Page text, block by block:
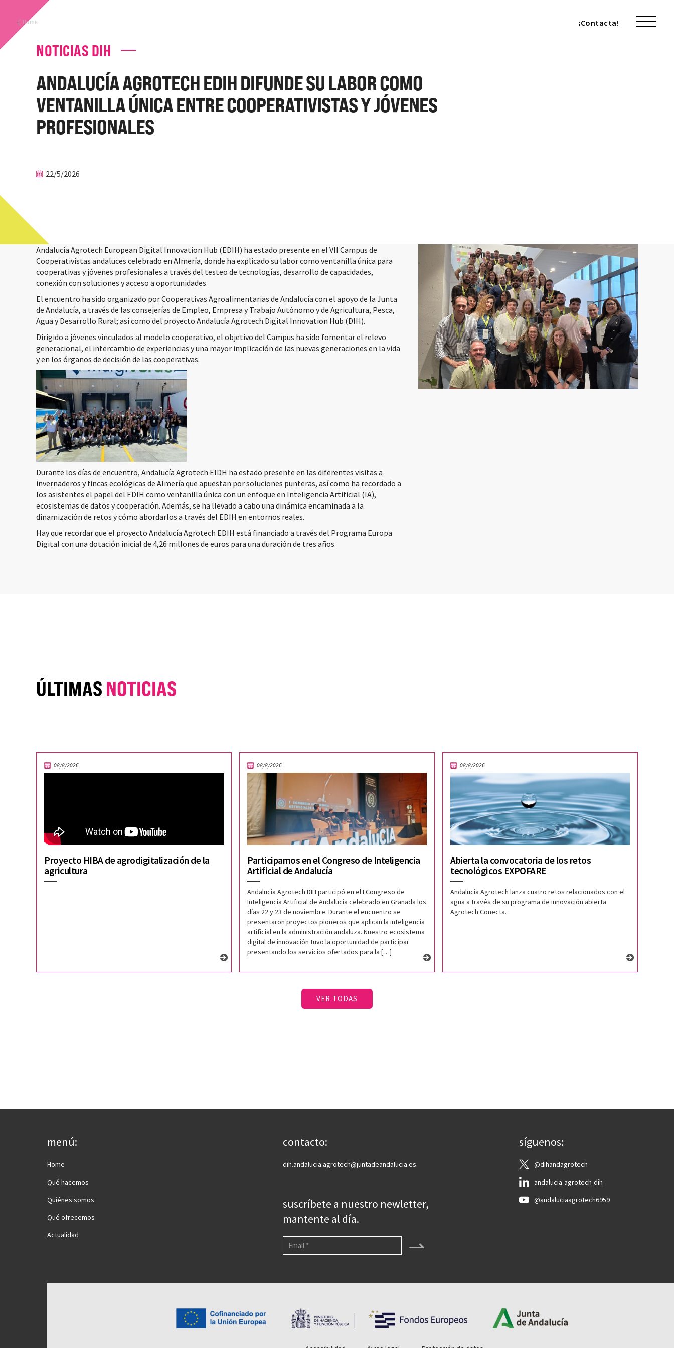
Home
¡Contacta!
NOTICIAS DIH
ANDALUCÍA AGROTECH EDIH DIFUNDE SU LABOR COMO
VENTANILLA ÚNICA ENTRE COOPERATIVISTAS Y JÓVENES
PROFESIONALES
22/5/2026
Andalucía Agrotech European Digital Innovation Hub (EDIH) ha estado presente en el VII Campus de
Cooperativistas andaluces celebrado en Almería, donde ha explicado su labor como ventanilla única para
cooperativas y jóvenes profesionales a través del testeo de tecnologías, desarrollo de capacidades,
conexión con soluciones y acceso a oportunidades.
El encuentro ha sido organizado por Cooperativas Agroalimentarias de Andalucía con el apoyo de la Junta
de Andalucía, a través de las consejerías de Empleo, Empresa y Trabajo Autónomo y de Agricultura, Pesca,
Agua y Desarrollo Rural; así como del proyecto Andalucía Agrotech Digital Innovation Hub (DIH).
Dirigido a jóvenes vinculados al modelo cooperativo, el objetivo del Campus ha sido fomentar el relevo
generacional, el intercambio de experiencias y una mayor implicación de las nuevas generaciones en la vida
y en los órganos de decisión de las cooperativas.
Durante los días de encuentro, Andalucía Agrotech EIDH ha estado presente en las diferentes visitas a
invernaderos y fincas ecológicas de Almería que apuestan por soluciones punteras, así como ha recordado a
los asistentes el papel del EDIH como ventanilla única con un enfoque en Inteligencia Artificial (IA),
ecosistemas de datos y cooperación. Además, se ha llevado a cabo una dinámica encaminada a la
dinamización de retos y cómo abordarlos a través del EDIH en entornos reales.
Hay que recordar que el proyecto Andalucía Agrotech EDIH está financiado a través del Programa Europa
Digital con una dotación inicial de 4,26 millones de euros para una duración de tres años.
ÚLTIMAS NOTICIAS
08/8/2026
Proyecto HIBA de agrodigitalización de la
agricultura
08/8/2026
Participamos en el Congreso de Inteligencia
Artificial de Andalucía
Andalucía Agrotech DIH participó en el I Congreso de
Inteligencia Artificial de Andalucía celebrado en Granada los
días 22 y 23 de noviembre. Durante el encuentro se
presentaron proyectos pioneros que aplican la inteligencia
artificial en la administración andaluza. Nuestro ecosistema
digital de innovación tuvo la oportunidad de participar
presentando los servicios ofertados para la […]
08/8/2026
Abierta la convocatoria de los retos
tecnológicos EXPOFARE
Andalucía Agrotech lanza cuatro retos relacionados con el
agua a través de su programa de innovación abierta
Agrotech Conecta.
VER TODAS
menú:
Home
Qué hacemos
Quiénes somos
Qué ofrecemos
Actualidad
contacto:
dih.andalucia.agrotech@juntadeandalucia.es
suscríbete a nuestro newletter,
mantente al día.
⇀
síguenos:
@dihandagrotech
andalucia-agrotech-dih
@andaluciaagrotech6959